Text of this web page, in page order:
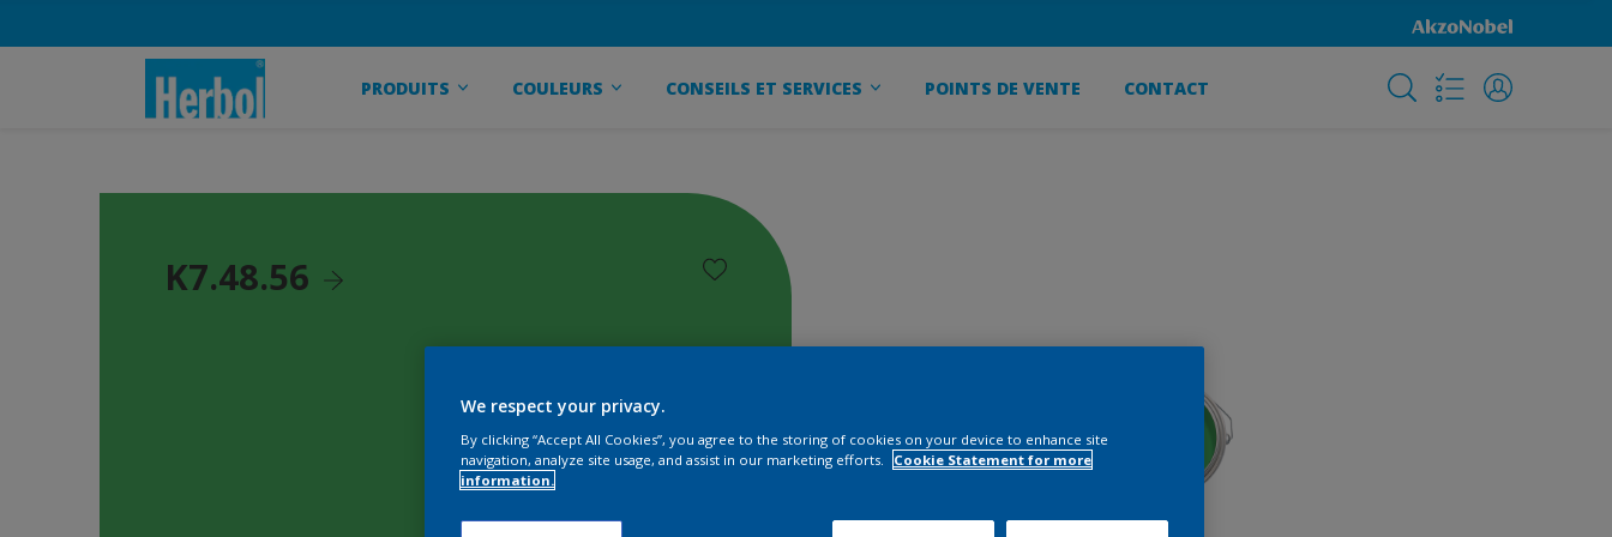
PRODUITS COULEURS CONSEILS ET SERVICES POINTS DE VENTE CONTACT
K7.48.56
We respect your privacy.
By clicking “Accept All Cookies”, you agree to the storing of cookies on your device to enhance site
navigation, analyze site usage, and assist in our marketing efforts.
Cookie Statement for more
information.